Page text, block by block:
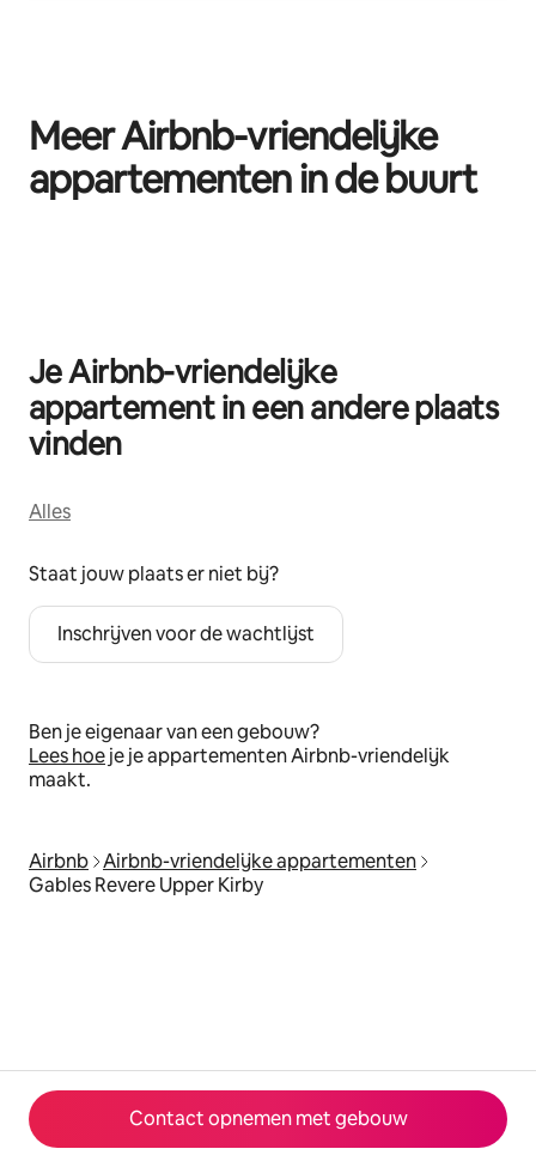
Contact opnemen met gebouw
Meer Airbnb-vriendelijke
appartementen in de buurt
Je Airbnb-vriendelijke
appartement in een andere plaats
vinden
Alles
Staat jouw plaats er niet bij?
Inschrijven voor de wachtlijst
Ben je eigenaar van een gebouw?
Lees hoeje je appartementen Airbnb-vriendelijk
maakt.
Airbnb Airbnb-vriendelijke appartementen
Gables Revere Upper Kirby